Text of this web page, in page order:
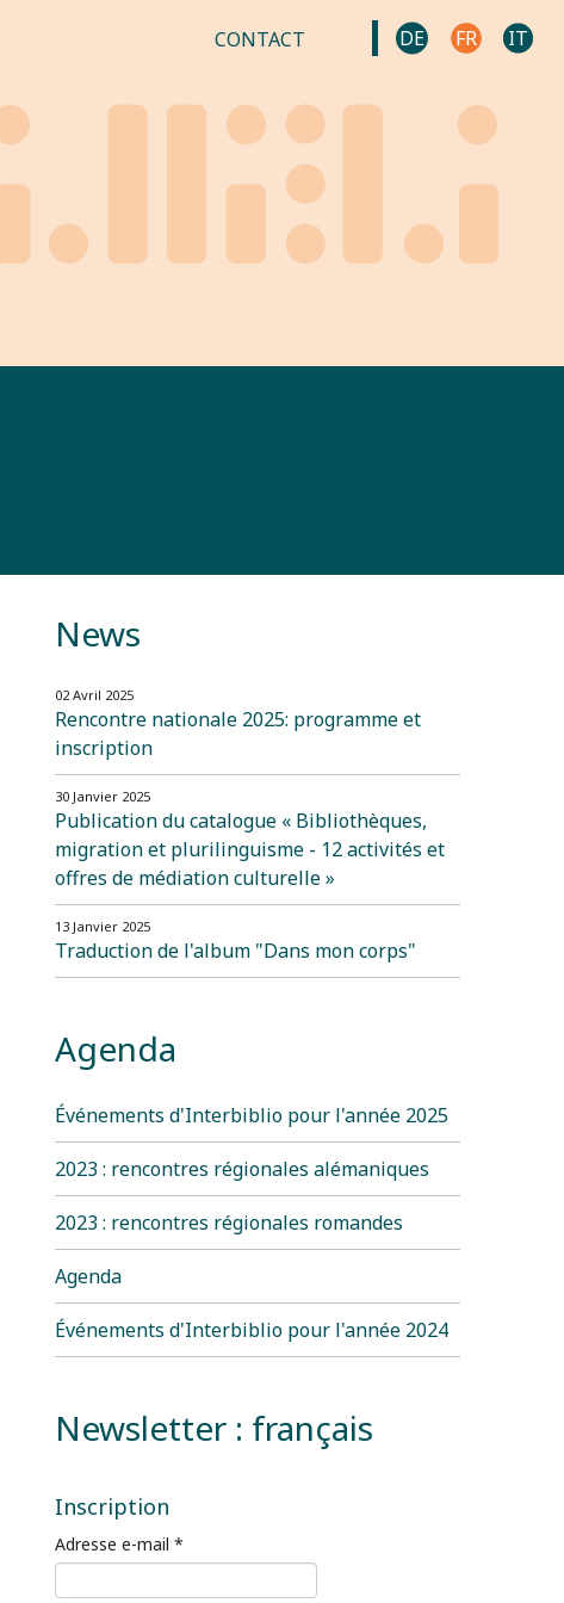
CONTACT DE FR IT
News
02 Avril 2025
Rencontre nationale 2025: programme et
inscription
30 Janvier 2025
Publication du catalogue « Bibliothèques,
migration et plurilinguisme - 12 activités et
offres de médiation culturelle »
13 Janvier 2025
Traduction de l'album "Dans mon corps"
Agenda
Événements d'Interbiblio pour l'année 2025
2023 : rencontres régionales alémaniques
2023 : rencontres régionales romandes
Agenda
Événements d'Interbiblio pour l'année 2024
Newsletter : français
Inscription
Adresse e-mail *